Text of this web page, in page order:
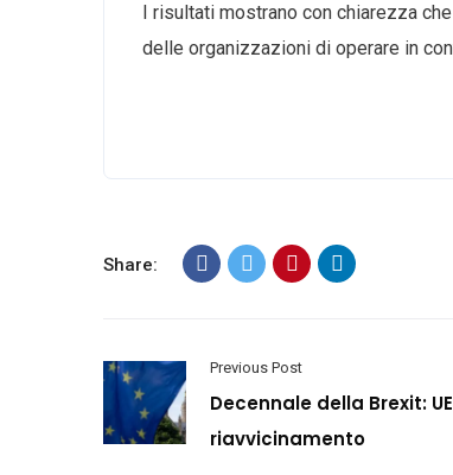
I risultati mostrano con chiarezza che
delle organizzazioni di operare in
Share:
Previous Post
Decennale della Brexit:
riavvicinamento